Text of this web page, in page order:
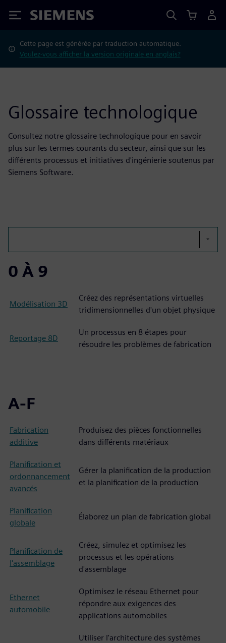
Siemens
Cette page est générée par traduction automatique.
Voulez-vous afficher la version originale en anglais?
Glossaire technologique
Consultez notre glossaire technologique pour en savoir
plus sur les termes courants du secteur, ainsi que sur les
différents processus et initiatives d'ingénierie soutenus par
Siemens Software.
0 À 9
Modélisation 3D
Créez des représentations virtuelles
tridimensionnelles d'un objet physique
Reportage 8D
Un processus en 8 étapes pour
résoudre les problèmes de fabrication
A-F
Fabrication
additive
Produisez des pièces fonctionnelles
dans différents matériaux
Planification et
ordonnancement
avancés
Gérer la planification de la production
et la planification de la production
Planification
globale
Élaborez un plan de fabrication global
Planification de
l'assemblage
Créez, simulez et optimisez les
processus et les opérations
d'assemblage
Ethernet
automobile
Optimisez le réseau Ethernet pour
répondre aux exigences des
applications automobiles
Utiliser l'architecture des systèmes